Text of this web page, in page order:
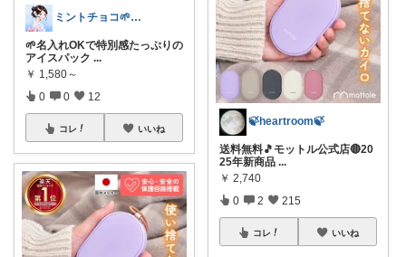
ミントチョコ🌱いつもありがとう
🌱名入れOKで特別感たっぷりの
アイスパック ...
￥ 1,580～
0 0 12
コレ いいね
🍃heartroom🍃
送料無料🎵モットル公式店🔴20
25年新商品 ...
￥ 2,740
0 2 215
コレ いいね